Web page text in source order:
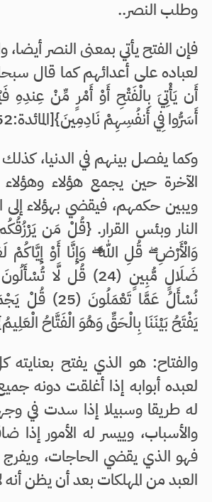
وطلب النصر..
فإن الفتح يأتي بمعنى النصر أيضا،
لعباده على أعدائهم كما قال
أَن يَأْتِيَ بِالْفَتْحِ أَوْ أَمْرٍ مِّنْ عِندِهِ
أَسَرُّوا فِي أَنفُسِهِمْ نَادِمِينَ}[المائدة:52].
وكما يفصل بينهم في الدنيا،
الآخرة حين يجمع هؤلاء
ويبين حكمهم، فيقضي بهؤلاء إلى
النار وبئس القرار. {قُلْ مَن
وَالْأَرْضِ ۖ قُلِ اللَّهُ ۖ وَإِنَّا أَوْ
ضَلَالٍ مُّبِينٍ (24) قُل لَّا
نُسْأَلُ عَمَّا
يَفْتَحُ بَيْنَنَا بِالْحَقِّ وَهُوَ الْفَتَّاحُ
والفتاح: هو الذي يفتح
لعبده أبوابه إذا أغلقت دونه
له طريقا وسبيلا إذا سدت في
والأسباب، وييسر له الأمور إذا
فهو الذي يقضي الحاجات، ويفرج
العبد من المهلكات بعد أن يظن